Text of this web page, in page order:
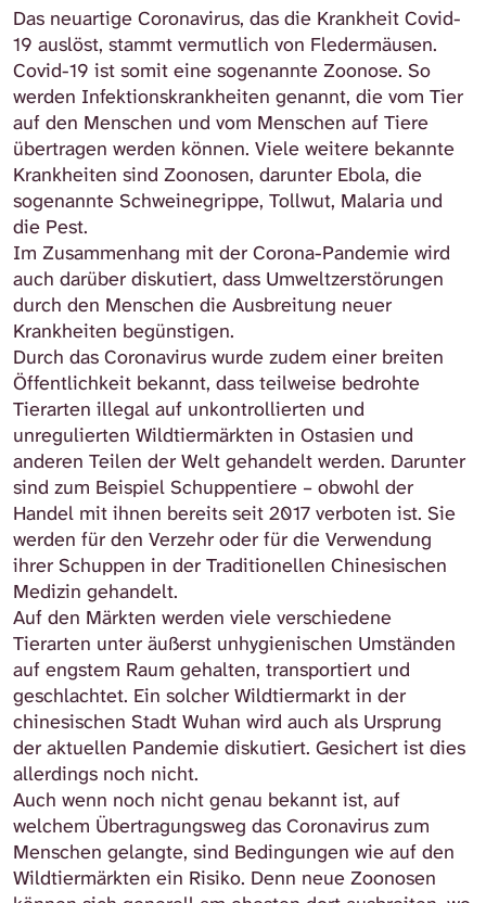
Das neuartige Coronavirus, das die Krankheit Covid-
19 auslöst, stammt vermutlich von Fledermäusen.
Covid-19 ist somit eine sogenannte Zoonose. So
werden Infektionskrankheiten genannt, die vom Tier
auf den Menschen und vom Menschen auf Tiere
übertragen werden können. Viele weitere bekannte
Krankheiten sind Zoonosen, darunter Ebola, die
sogenannte Schweinegrippe, Tollwut, Malaria und
die Pest.
Im Zusammenhang mit der Corona-Pandemie wird
auch darüber diskutiert, dass Umweltzerstörungen
durch den Menschen die Ausbreitung neuer
Krankheiten begünstigen.
Durch das Coronavirus wurde zudem einer breiten
Öffentlichkeit bekannt, dass teilweise bedrohte
Tierarten illegal auf unkontrollierten und
unregulierten Wildtiermärkten in Ostasien und
anderen Teilen der Welt gehandelt werden. Darunter
sind zum Beispiel Schuppentiere – obwohl der
Handel mit ihnen bereits seit 2017 verboten ist. Sie
werden für den Verzehr oder für die Verwendung
ihrer Schuppen in der Traditionellen Chinesischen
Medizin gehandelt.
Auf den Märkten werden viele verschiedene
Tierarten unter äußerst unhygienischen Umständen
auf engstem Raum gehalten, transportiert und
geschlachtet. Ein solcher Wildtiermarkt in der
chinesischen Stadt Wuhan wird auch als Ursprung
der aktuellen Pandemie diskutiert. Gesichert ist dies
allerdings noch nicht.
Auch wenn noch nicht genau bekannt ist, auf
welchem Übertragungsweg das Coronavirus zum
Menschen gelangte, sind Bedingungen wie auf den
Wildtiermärkten ein Risiko. Denn neue Zoonosen